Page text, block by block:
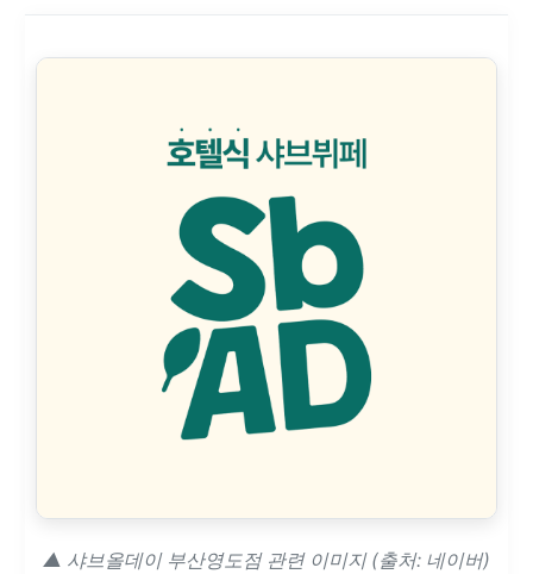
▲ 샤브올데이 부산영도점 관련 이미지 (출처: 네이버)